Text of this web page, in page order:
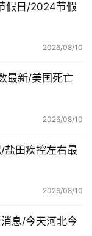
假日/2024节假
2026/08/10
最新/美国死亡
2026/08/10
盐田疾控左右最
2026/08/10
息/今天河北今